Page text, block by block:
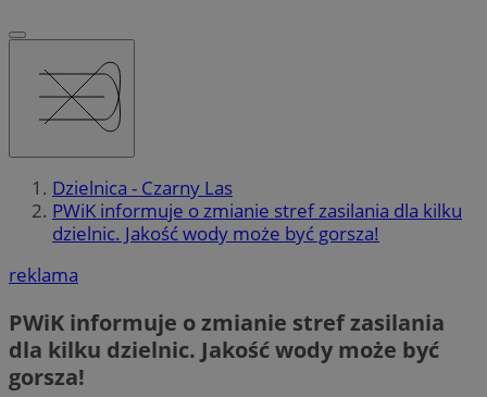
Dzielnica - Czarny Las
PWiK informuje o zmianie stref zasilania dla kilku
dzielnic. Jakość wody może być gorsza!
reklama
PWiK informuje o zmianie stref zasilania
dla kilku dzielnic. Jakość wody może być
gorsza!